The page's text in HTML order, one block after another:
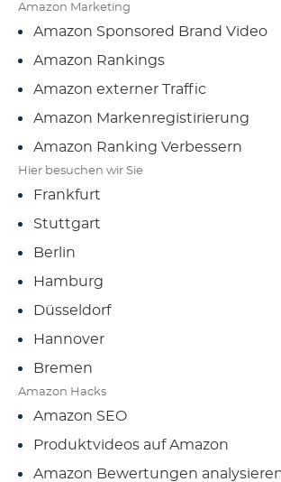
Amazon Marketing
Amazon Sponsored Brand Video
Amazon Rankings
Amazon externer Traffic
Amazon Markenregistirierung
Amazon Ranking Verbessern
Hier besuchen wir Sie
Frankfurt
Stuttgart
Berlin
Hamburg
Düsseldorf
Hannover
Bremen
Amazon Hacks
Amazon SEO
Produktvideos auf Amazon
Amazon Bewertungen